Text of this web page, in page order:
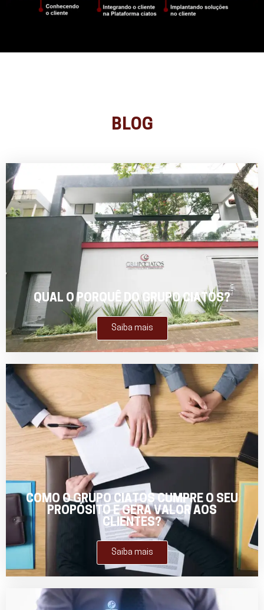
BLOG
QUAL O PORQUÊ DO GRUPO CIATOS?
Saiba mais
COMO O GRUPO CIATOS CUMPRE O SEU
PROPÓSITO E GERA VALOR AOS
CLIENTES?
Saiba mais